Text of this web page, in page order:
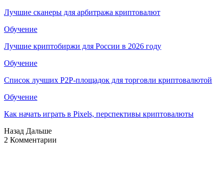
Лучшие сканеры для арбитража криптовалют
Обучение
Лучшие криптобиржи для России в 2026 году
Обучение
Список лучших P2P-площадок для торговли криптовалютой
Обучение
Как начать играть в Pixels, перспективы криптовалюты
Назад Дальше
2 Комментарии